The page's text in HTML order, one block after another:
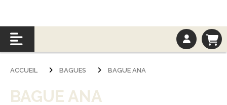
ACCUEIL BAGUES BAGUE ANA
BAGUE ANA